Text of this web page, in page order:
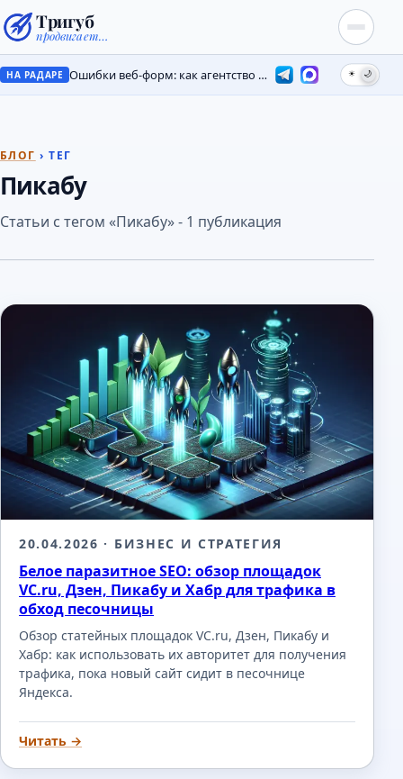
Тригуб
продвигает…
НА РАДАРЕ Ошибки веб-форм: как агентство потеряло лиды на месяцы ☀ 🌙
БЛОГ › ТЕГ
Пикабу
Статьи с тегом «Пикабу» - 1 публикация
20.04.2026 · БИЗНЕС И СТРАТЕГИЯ
Белое паразитное SEO: обзор площадок
VC.ru, Дзен, Пикабу и Хабр для трафика в
обход песочницы
Обзор статейных площадок VC.ru, Дзен, Пикабу и
Хабр: как использовать их авторитет для получения
трафика, пока новый сайт сидит в песочнице
Яндекса.
Читать →